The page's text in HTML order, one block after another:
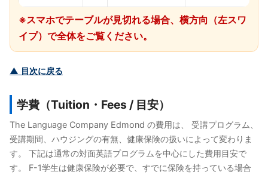
※スマホでテーブルが見切れる場合、横方向（左スワ
イプ）で全体をご覧ください。
▲ 目次に戻る
学費（Tuition・Fees / 目安）
The Language Company Edmond の費用は、 受講プログラム、
受講期間、ハウジングの有無、健康保険の扱いによって変わりま
す。 下記は通常の対面英語プログラムを中心にした費用目安で
す。 F-1学生は健康保険が必要で、すでに保険を持っている場合